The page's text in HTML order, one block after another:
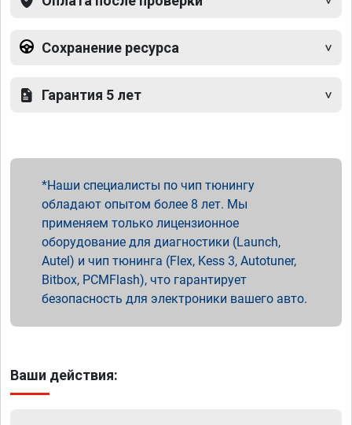
Сохранение ресурса
Гарантия 5 лет
Наши специалисты по чип тюнингу
обладают опытом более 8 лет. Мы
применяем только лицензионное
оборудование для диагностики (Launch,
Autel) и чип тюнинга (Flex, Kess 3, Autotuner,
Bitbox, PCMFlash), что гарантирует
безопасность для электроники вашего авто.
Ваши действия: